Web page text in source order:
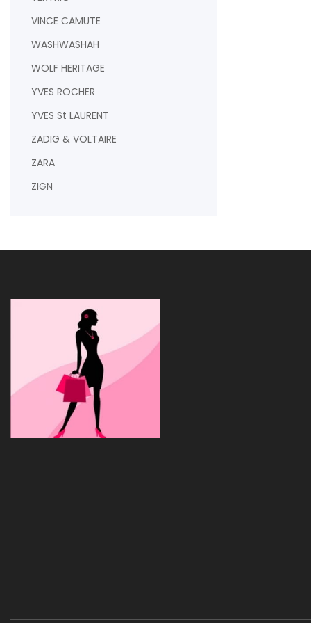
VINCE CAMUTE
WASHWASHAH
WOLF HERITAGE
YVES ROCHER
YVES St LAURENT
ZADIG & VOLTAIRE
ZARA
ZIGN